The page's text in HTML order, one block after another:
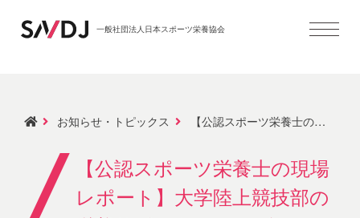
一般社団法人日本スポーツ栄養協会
お知らせ・トピックス 【公認スポーツ栄養士の現場レポート】大学陸上競技部の栄養サポートとエルゴジェニックエイド教育
【公認スポーツ栄養士の現場
レポート】大学陸上競技部の